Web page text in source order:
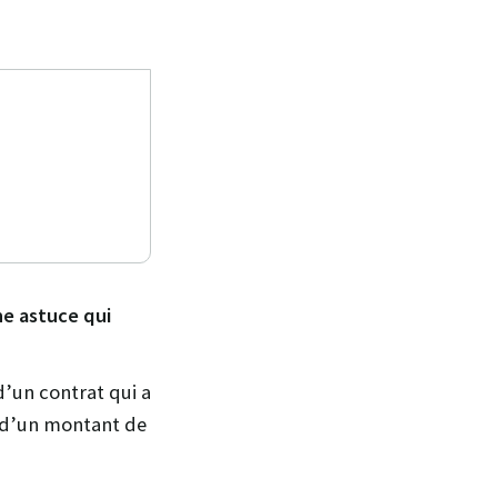
astuce qui
contrat qui a
montant de